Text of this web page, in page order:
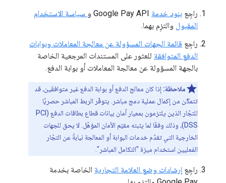
راجِع بنود خدمة
سياسة الاستخدام
المقبول والتزِم بهما.
راجِع قائمة الجهات المسؤولة عن معالجة المعاملات وبوابات
الدفع المتوافقة للعثور على المستندات المرجعية الخاصة
بالجهة المسؤولة عن معالجة المعاملات أو بوابة الدفع.
ملاحظة: إذا كان معالج الدفع أو بوابة الدفع غير متوافقَين، قد
تتمكّن من إكمال عملية دمج مباشر. يتوفّر الربط المباشر حصريًا
للتجّار الذين يلتزمون بمعيار أمان بيانات قطاع بطاقات الدفع (PCI
DSS)، وذلك وفقًا لما يثبته مقيّم الأمان المؤهّل. لا يحق للجهات
الخارجية التي تقدّم خدمات البوابة أو المعالجة نيابةً عن التجّار
الفعليين استخدام ميزة "التكامل المباشر".
راجِع إرشادات وضع العلامة التجارية الخاصة بخدمة